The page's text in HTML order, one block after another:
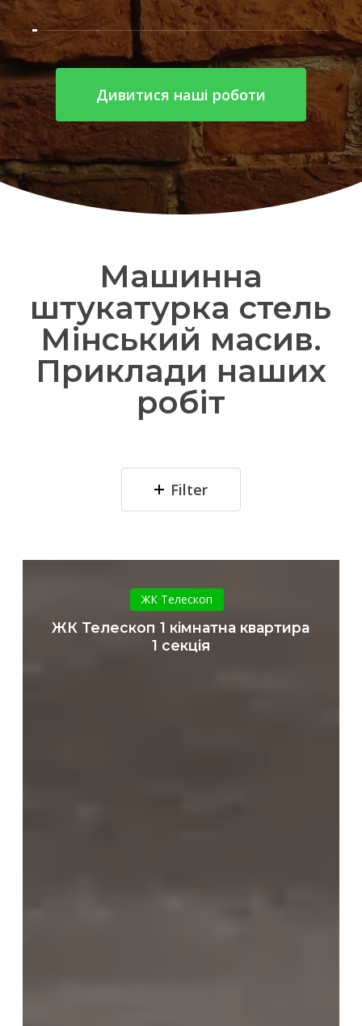
Дивитися наші роботи
Машинна
штукатурка стель
Мінський масив.
Приклади наших
робіт
Filter
Телескоп
1
кімнатна
квартира
ЖК Телескоп
ЖК Телескоп 1 кімнатна квартира
1 секція